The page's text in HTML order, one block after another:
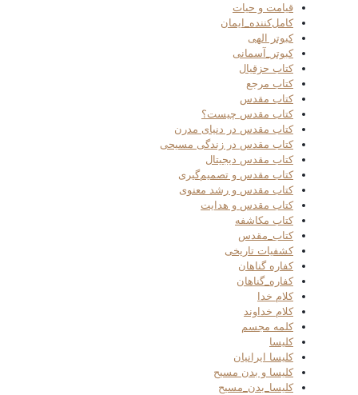
قیامت و حیات
کامل‌کننده_ایمان
کبوتر الهی
کبوتر_آسمانی
کتاب حزقیال
کتاب مرجع
کتاب مقدس
کتاب مقدس چیست؟
کتاب مقدس در دنیای مدرن
کتاب مقدس در زندگی مسیحی
کتاب مقدس دیجیتال
کتاب مقدس و تصمیم‌گیری
کتاب مقدس و رشد معنوی
کتاب مقدس و هدایت
کتاب مکاشفه
کتاب_مقدس
کشفیات تاریخی
کفاره گناهان
کفاره_گناهان
کلام خدا
کلام خداوند
کلمه مجسم
کلیسا
کلیسا ایرانیان
کلیسا و بدن مسیح
کلیسا_بدن_مسیح